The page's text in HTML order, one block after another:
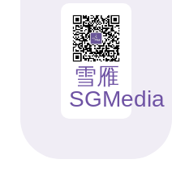
雪雁
SGMedia